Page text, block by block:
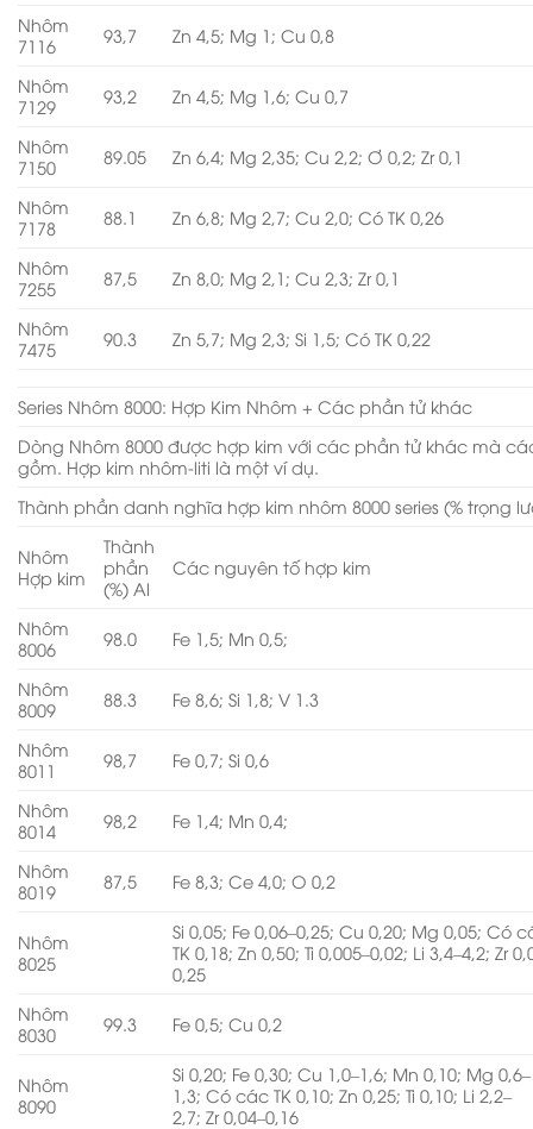
Nhôm
7116
93,7 Zn 4,5; Mg 1; Cu 0,8
Nhôm
7129
93,2 Zn 4,5; Mg 1,6; Cu 0,7
Nhôm
7150
89.05 Zn 6,4; Mg 2,35; Cu 2,2; Ơ 0,2; Zr 0,1
Nhôm
7178
88.1 Zn 6,8; Mg 2,7; Cu 2,0; Có TK 0,26
Nhôm
7255
87,5 Zn 8,0; Mg 2,1; Cu 2,3; Zr 0,1
Nhôm
7475
90.3 Zn 5,7; Mg 2,3; Si 1,5; Có TK 0,22
Series Nhôm 8000: Hợp Kim Nhôm + Các phần tử khác
Dòng Nhôm 8000 được hợp kim với các phần tử khác mà
gồm. Hợp kim nhôm-liti là một ví dụ.
Thành phần danh nghĩa hợp kim nhôm 8000 series (% trọng
Nhôm
Hợp kim
Thành
phần
(%) Al
Các nguyên tố hợp kim
Nhôm
8006
98.0 Fe 1,5; Mn 0,5;
Nhôm
8009
88.3 Fe 8,6; Si 1,8; V 1.3
Nhôm
8011
98,7 Fe 0,7; Si 0,6
Nhôm
8014
98,2 Fe 1,4; Mn 0,4;
Nhôm
8019
87,5 Fe 8,3; Ce 4,0; O 0,2
Nhôm
8025
Si 0,05; Fe 0,06–0,25; Cu 0,20; Mg 0,05; Có
TK 0,18; Zn 0,50; Ti 0,005–0,02; Li 3,4–4,2; Zr
0,25
Nhôm
8030
99.3 Fe 0,5; Cu 0,2
Nhôm
8090
Si 0,20; Fe 0,30; Cu 1,0–1,6; Mn 0,10; Mg 0,6–
1,3; Có các TK 0,10; Zn 0,25; Ti 0,10; Li 2,2–
2,7; Zr 0,04–0,16